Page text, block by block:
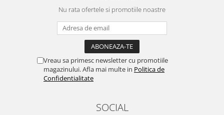
Nu rata ofertele si promotiile noastre
Vreau sa primesc newsletter cu promotiile
magazinului. Afla mai multe in Politica de
Confidentialitate
SOCIAL